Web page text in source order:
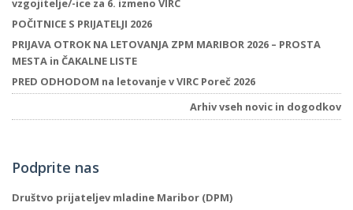
vzgojitelje/-ice za 6. izmeno VIRC
POČITNICE S PRIJATELJI 2026
PRIJAVA OTROK NA LETOVANJA ZPM MARIBOR 2026 – PROSTA
MESTA in ČAKALNE LISTE
PRED ODHODOM na letovanje v VIRC Poreč 2026
Arhiv vseh novic in dogodkov
Podprite nas
Društvo prijateljev mladine Maribor (DPM)